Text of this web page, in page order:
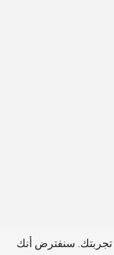
تجربتك. سنفترض أنك